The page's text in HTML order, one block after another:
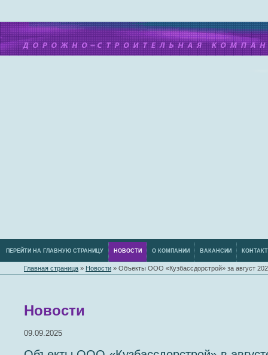
ПЕРЕЙТИ НА ГЛАВНУЮ СТРАНИЦУ НОВОСТИ О КОМПАНИИ ВАКАНСИИ
Главная страница » Новости » Объекты ООО «Кузбассдорстрой» за август
Новости
09.09.2025